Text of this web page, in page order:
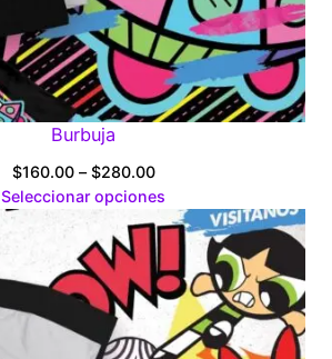
Burbuja
$160.00 – $280.00Price
range:
$160.00
through
$280.00
Seleccionar opciones